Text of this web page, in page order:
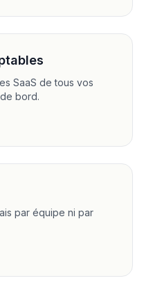
SaaS de tous vos
bord.
par équipe ni par